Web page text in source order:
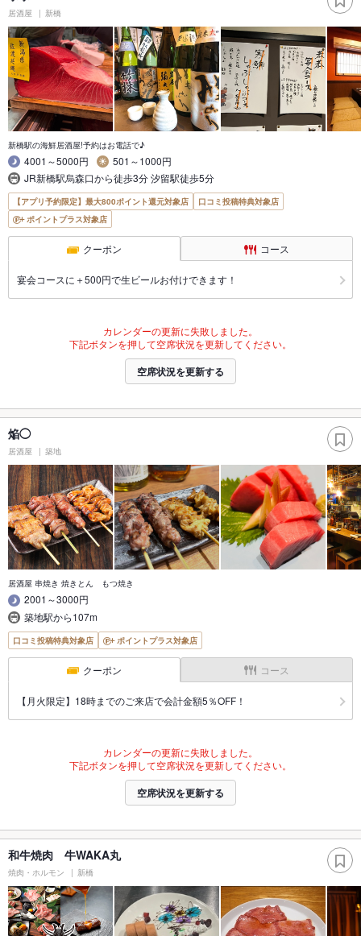
居酒屋 新橋
新橋駅の海鮮居酒屋!予約はお電話で♪
4001～5000円
501～1000円
JR新橋駅烏森口から徒歩3分 汐留駅徒歩5分
【アプリ予約限定】最大800ポイント還元対象店
口コミ投稿特典対象店
ポイントプラス対象店
クーポン コース
宴会コースに＋500円で生ビールお付けできます！
カレンダーの更新に失敗しました。
下記ボタンを押して空席状況を更新してください。
空席状況を更新する
焔◯
居酒屋 築地
居酒屋 串焼き 焼きとん もつ焼き
2001～3000円
築地駅から107m
口コミ投稿特典対象店 ポイントプラス対象店
クーポン コース
【月火限定】18時までのご来店で会計金額5％OFF！
カレンダーの更新に失敗しました。
下記ボタンを押して空席状況を更新してください。
空席状況を更新する
和牛焼肉 牛WAKA丸
焼肉・ホルモン 新橋